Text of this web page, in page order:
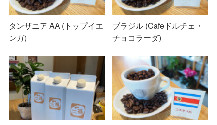
タンザニア AA (トップイエ
ンガ)
ブラジル (Cafeドルチェ・
チョコラーダ)